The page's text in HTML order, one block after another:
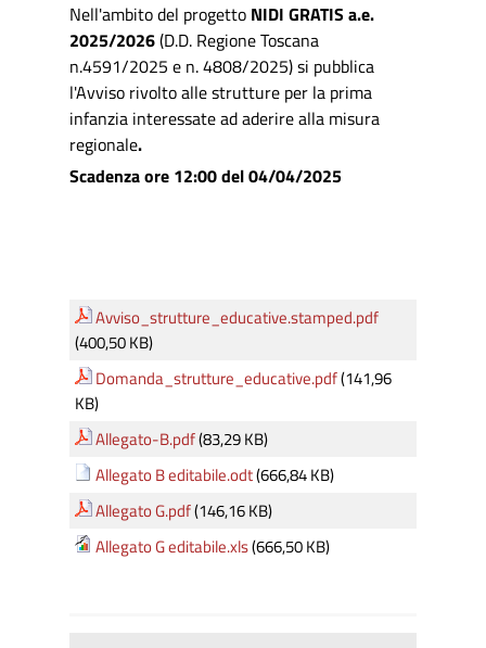
Nell'ambito del progetto NIDI GRATIS a.e.
2025/2026(D.D. Regione Toscana
n.4591/2025 e n. 4808/2025) si pubblica
l'Avviso rivolto alle strutture per la prima
infanzia interessate ad aderire alla misura
regionale.
Scadenza ore 12:00 del 04/04/2025
Avviso_strutture_educative.stamped.pdf
(400,50 KB)
Domanda_strutture_educative.pdf(141,96
KB)
Allegato-B.pdf(83,29 KB)
Allegato B editabile.odt(666,84 KB)
Allegato G.pdf(146,16 KB)
Allegato G editabile.xls(666,50 KB)